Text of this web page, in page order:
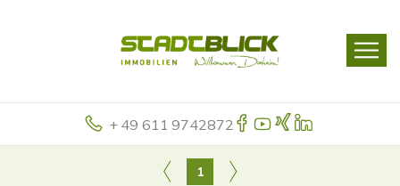
+ 49 611 9742872
1